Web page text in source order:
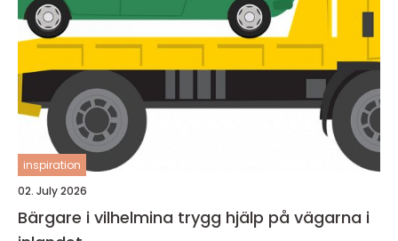
inspiration
02. July 2026
Bärgare i vilhelmina trygg hjälp på vägarna i